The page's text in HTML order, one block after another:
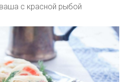
с красной рыбой